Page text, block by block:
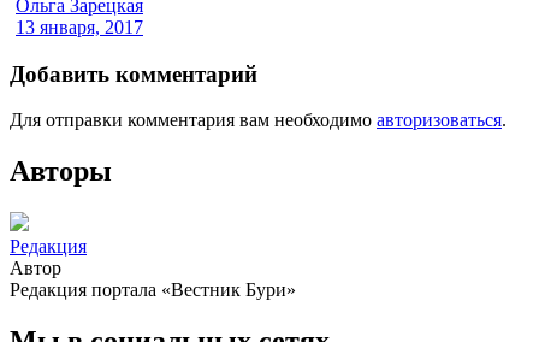
Ольга Зарецкая
13 января, 2017
Добавить комментарий
Для отправки комментария вам необходимо авторизоваться.
Авторы
Редакция
Автор
Редакция портала «Вестник Бури»